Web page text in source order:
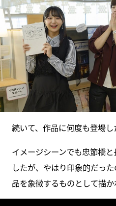
続いて、作品に何度も登場し
イメージシーンでも忠節橋
したが、やはり印象的だっ
品を象徴するものとして描か